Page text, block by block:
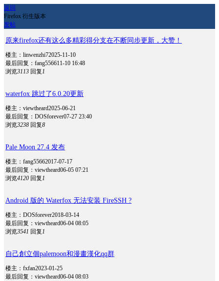
返回
Firefox 衍生版本
发帖
原来firefox还有这么多精彩得分支在不断同步更新，大赞！
楼主：linwenzhi72025-11-10
最后回复：fang556611-10 16:48
浏览3113 回复1
waterfox 跳过了6.0.20更新
楼主：viewtheard2025-06-21
最后回复：DOSforever07-27 23:40
浏览3238 回复8
Pale Moon 27.4 发布
楼主：fang55662017-07-17
最后回复：viewtheard06-05 07:21
浏览4120 回复1
Android 版的 Waterfox 无法安装 FireSSH ?
楼主：DOSforever2018-03-14
最后回复：viewtheard06-04 08:05
浏览3541 回复1
自己創立個palemoon和漫畫漢化qq群
楼主：fxfan2023-01-25
最后回复：viewtheard06-04 08:03